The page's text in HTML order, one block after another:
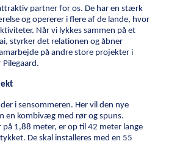
partner for os. De har en stærk
og opererer i flere af de lande, hvor
Når vi lykkes sammen på et
styrker det relationen og åbner
på andre store projekter i
Pilegaard.
i sensommeren. Her vil den nye
en kombivæg med rør og spuns.
på 1,88 meter, er op til 42 meter lange
De skal installeres med en 55